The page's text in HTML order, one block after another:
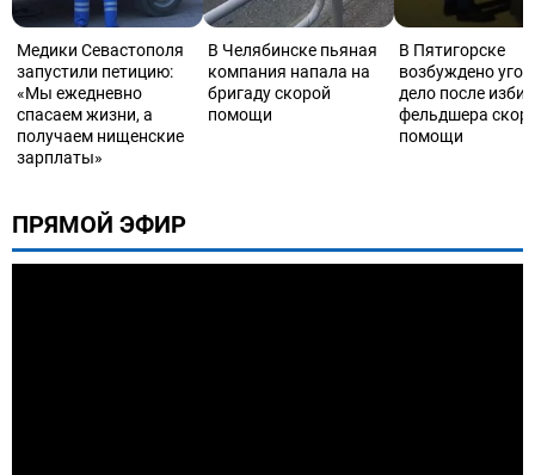
Медики Севастополя
запустили петицию:
«Мы ежедневно
спасаем жизни, а
получаем нищенские
зарплаты»
В Челябинске пьяная
компания напала на
бригаду скорой
помощи
В Пятигорске
возбуждено
дело после
фельдшера
помощи
ПРЯМОЙ ЭФИР